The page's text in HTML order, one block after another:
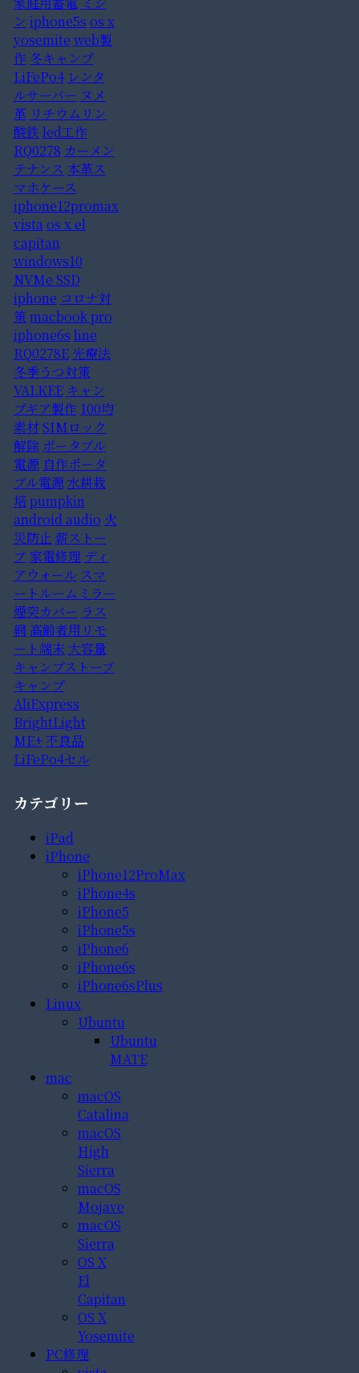
ン iphone5s os x
yosemite web製
作 冬キャンプ
LiFePo4 レンタ
ルサーバー ヌメ
革 リチウムリン
酸鉄 led工作
RQ0278 カーメン
テナンス 本革ス
マホケース
iphone12promax
vistaos x el
capitan
windows10
NVMe SSD
iphone コロナ対
策macbook pro
iphone6s line
RQ0278E 光療法
冬季うつ対策
VALKEE キャン
プギア製作 100均
素材SIMロック
解除 ポータブル
電源 自作ポータ
ブル電源水耕栽
培pumpkin
android audio 火
災防止 薪ストー
ブ家電修理 ディ
アウォール スマ
ートルームミラー
煙突カバー ラス
網 高齢者用リモ
ート端末大容量
キャンプストーブ
キャンプ
AliExpress
BrightLight
ME+不良品
LiFePo4セル
カテゴリー
iPad
iPhone
iPhone12ProMax
iPhone4s
iPhone5
iPhone5s
iPhone6
iPhone6s
iPhone6sPlus
Linux
Ubuntu
Ubuntu
MATE
mac
macOS
Catalina
macOS
High
Sierra
macOS
Mojave
macOS
Sierra
OS X
El
Capitan
OS X
Yosemite
PC修理